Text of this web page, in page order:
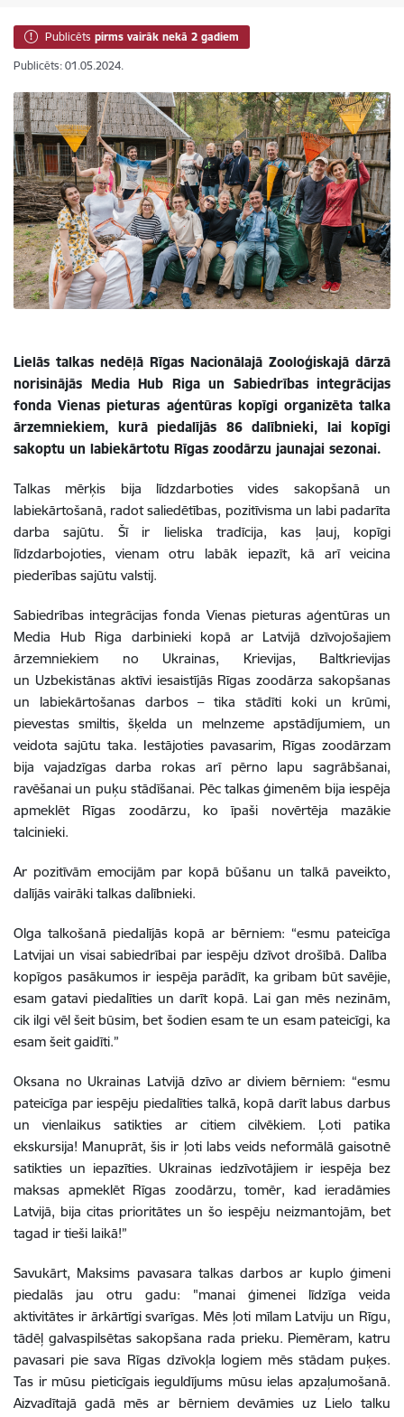
Publicēts pirms vairāk nekā 2 gadiem
Publicēts: 01.05.2024.
Lielās talkas nedēļā Rīgas Nacionālajā Zooloģiskajā dārzā
norisinājās Media Hub Riga un Sabiedrības integrācijas
fonda Vienas pieturas aģentūras kopīgi organizēta talka
ārzemniekiem, kurā piedalījās 86 dalībnieki, lai kopīgi
sakoptu un labiekārtotu Rīgas zoodārzu jaunajai sezonai.
Talkas mērķis bija līdzdarboties vides sakopšanā un
labiekārtošanā, radot saliedētības, pozitīvisma un labi padarīta
darba sajūtu. Šī ir lieliska tradīcija, kas ļauj, kopīgi
līdzdarbojoties, vienam otru labāk iepazīt, kā arī veicina
piederības sajūtu valstij.
Sabiedrības integrācijas fonda Vienas pieturas aģentūras un
Media Hub Riga darbinieki kopā ar Latvijā dzīvojošajiem
ārzemniekiem no Ukrainas, Krievijas, Baltkrievijas
un Uzbekistānas aktīvi iesaistījās Rīgas zoodārza sakopšanas
un labiekārtošanas darbos – tika stādīti koki un krūmi,
pievestas smiltis, šķelda un melnzeme apstādījumiem, un
veidota sajūtu taka. Iestājoties pavasarim, Rīgas zoodārzam
bija vajadzīgas darba rokas arī pērno lapu sagrābšanai,
ravēšanai un puķu stādīšanai. Pēc talkas ģimenēm bija iespēja
apmeklēt Rīgas zoodārzu, ko īpaši novērtēja mazākie
talcinieki.
Ar pozitīvām emocijām par kopā būšanu un talkā paveikto,
dalījās vairāki talkas dalībnieki.
Olga talkošanā piedalījās kopā ar bērniem: “esmu pateicīga
Latvijai un visai sabiedrībai par iespēju dzīvot drošībā. Dalība
kopīgos pasākumos ir iespēja parādīt, ka gribam būt savējie,
esam gatavi piedalīties un darīt kopā. Lai gan mēs nezinām,
cik ilgi vēl šeit būsim, bet šodien esam te un esam pateicīgi, ka
esam šeit gaidīti.”
Oksana no Ukrainas Latvijā dzīvo ar diviem bērniem: “esmu
pateicīga par iespēju piedalīties talkā, kopā darīt labus darbus
un vienlaikus satikties ar citiem cilvēkiem. Ļoti patika
ekskursija! Manuprāt, šis ir ļoti labs veids neformālā gaisotnē
satikties un iepazīties. Ukrainas iedzīvotājiem ir iespēja bez
maksas apmeklēt Rīgas zoodārzu, tomēr, kad ieradāmies
Latvijā, bija citas prioritātes un šo iespēju neizmantojām, bet
tagad ir tieši laikā!”
Savukārt, Maksims pavasara talkas darbos ar kuplo ģimeni
piedalās jau otru gadu: "manai ģimenei līdzīga veida
aktivitātes ir ārkārtīgi svarīgas. Mēs ļoti mīlam Latviju un Rīgu,
tādēļ galvaspilsētas sakopšana rada prieku. Piemēram, katru
pavasari pie sava Rīgas dzīvokļa logiem mēs stādam puķes.
Tas ir mūsu pieticīgais ieguldījums mūsu ielas apzaļumošanā.
Aizvadītajā gadā mēs ar bērniem devāmies uz Lielo talku